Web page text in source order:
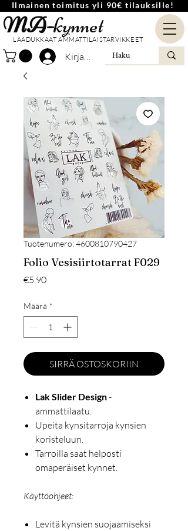
Ilmainen toimitus yli 90€ tilauksille!
MA-kynnet
LAADUKKAAT AMMATTILAISTARVIKKEET
Kirjaudu
Tuotenumero: 4600810790427
Folio Vesisiirtotarrat F029
€5.90Hinta
Määrä *
SIRRÄ OSTOSKORIIN
Lak Slider Design-
ammattilaatu.
Upeita kynsitarroja kynsien
koristeluun.
Tarroilla saat helposti
omaperäiset kynnet.
Käyttöohjeet:
Levitä kynsien suojaamiseksi